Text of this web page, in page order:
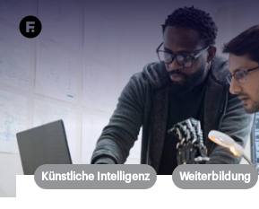
Künstliche Intelligenz Weiterbildung